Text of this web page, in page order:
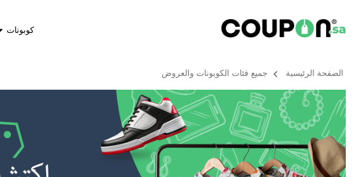
كوبونات
الصفحة الرئيسية جميع فئات الكوبونات والعروض